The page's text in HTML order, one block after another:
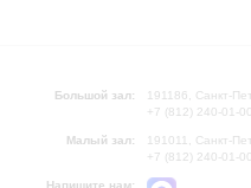
Большой зал:
191186, Санкт-
+7 (812) 240-01-
Малый зал:
191011, Санкт-
+7 (812) 240-01-
Напишите нам: